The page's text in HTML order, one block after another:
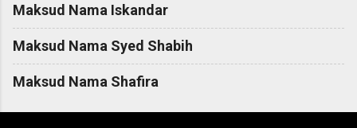
Maksud Nama Iskandar
Maksud Nama Syed Shabih
Maksud Nama Shafira